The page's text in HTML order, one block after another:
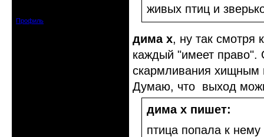
Профиль
живых птиц и
дима х, ну так смотря
каждый "имеет право".
скармливания хищным
Думаю, что выход
дима х пишет:
птица попала к